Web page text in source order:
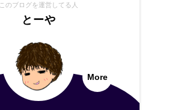
このブログを運営してる人
とーや
More